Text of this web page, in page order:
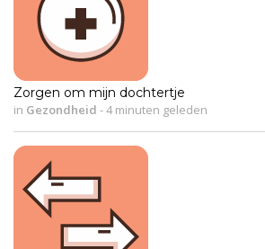
Zorgen om mijn dochtertje
in Gezondheid -4 minuten geleden